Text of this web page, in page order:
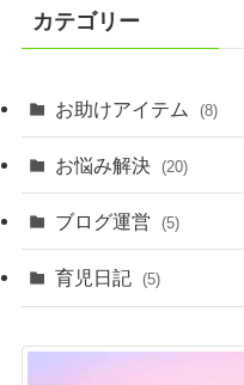
カテゴリー
お助けアイテム (8)
お悩み解決 (20)
ブログ運営 (5)
育児日記 (5)